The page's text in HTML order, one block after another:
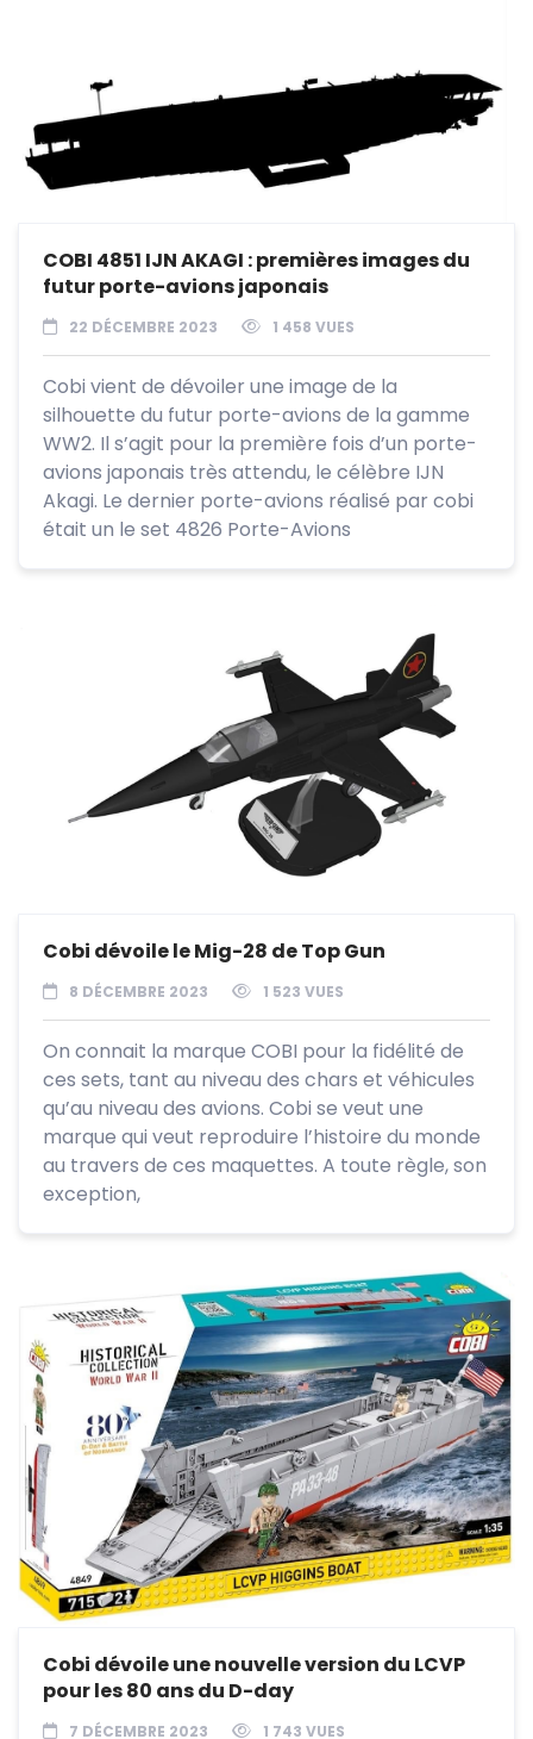
COBI 4851 IJN AKAGI : premières images du
futur porte-avions japonais
22 DÉCEMBRE 2023 1 458 VUES
Cobi vient de dévoiler une image de la
silhouette du futur porte-avions de la gamme
WW2. Il s’agit pour la première fois d’un porte-
avions japonais très attendu, le célèbre IJN
Akagi. Le dernier porte-avions réalisé par cobi
était un le set 4826 Porte-Avions
Cobi dévoile le Mig-28 de Top Gun
8 DÉCEMBRE 2023 1 523 VUES
On connait la marque COBI pour la fidélité de
ces sets, tant au niveau des chars et véhicules
qu’au niveau des avions. Cobi se veut une
marque qui veut reproduire l’histoire du monde
au travers de ces maquettes. A toute règle, son
exception,
Cobi dévoile une nouvelle version du LCVP
pour les 80 ans du D-day
7 DÉCEMBRE 2023 1 743 VUES